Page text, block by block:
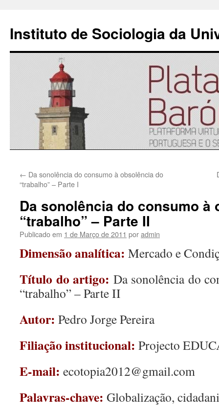
Instituto de Sociologia da
para
conteúdo
← Da sonolência do consumo à obsolência do
“trabalho” – Parte I
Da sonolência do consumo à
“trabalho” – Parte II
Publicado em 1 de Março de 2011 poradmin
Dimensão analítica: Mercado e
Título do artigo: Da sonolência do
“trabalho” – Parte II
Autor: Pedro Jorge Pereira
Filiação institucional: Projecto
E-mail: ecotopia2012@gmail.com
Palavras-chave: Globalização,